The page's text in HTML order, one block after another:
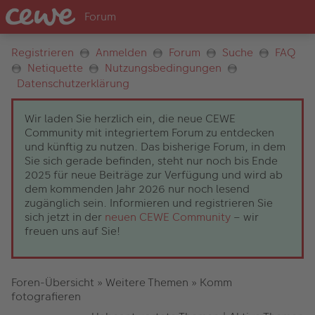
Registrieren Anmelden Forum Suche
FAQ
Netiquette
Nutzungsbedingungen
Datenschutzerklärung
Wir laden Sie herzlich ein, die neue CEWE
Community mit integriertem Forum zu entdecken
und künftig zu nutzen. Das bisherige Forum, in dem
Sie sich gerade befinden, steht nur noch bis Ende
2025 für neue Beiträge zur Verfügung und wird ab
dem kommenden Jahr 2026 nur noch lesend
zugänglich sein. Informieren und registrieren Sie
sich jetzt in der neuen CEWE Community – wir
freuen uns auf Sie!
Foren-Übersicht » Weitere Themen » Komm
fotografieren